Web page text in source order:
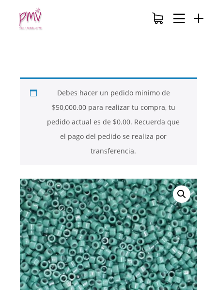
26
NOVIEMBRE
2017
QUE PIEDRAS
SE USAN PARA
BISUTERÍA Y
JOYERÍA
26
NOVIEMBRE
2017
QUE ES LA
MOSTACILLA?
26
NOVIEMBRE
2017
NUESTROS
CURSOS
Debes hacer un pedido minimo de
$50,000.00para realizar tu compra, tu
pedido actual es de $0.00. Recuerda que
el pago del pedido se realiza por
transferencia.